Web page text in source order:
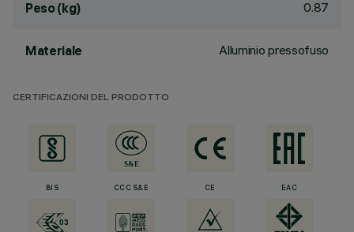
Peso (kg) 0.87
Materiale Alluminio pressofuso
CERTIFICAZIONI DEL PRODOTTO
BIS CCC S&E CE EAC